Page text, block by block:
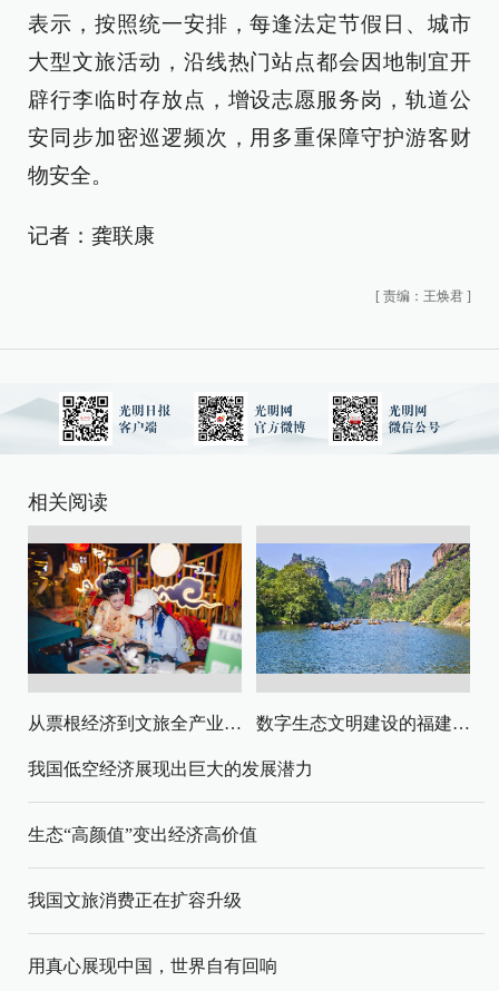
表示，按照统一安排，每逢法定节假日、城市
大型文旅活动，沿线热门站点都会因地制宜开
辟行李临时存放点，增设志愿服务岗，轨道公
安同步加密巡逻频次，用多重保障守护游客财
物安全。
记者：龚联康
[ 责编：王焕君 ]
相关阅读
从票根经济到文旅全产业链升级 数字生态文明建设的福建路径与启示
我国低空经济展现出巨大的发展潜力
生态“高颜值”变出经济高价值
我国文旅消费正在扩容升级
用真心展现中国，世界自有回响